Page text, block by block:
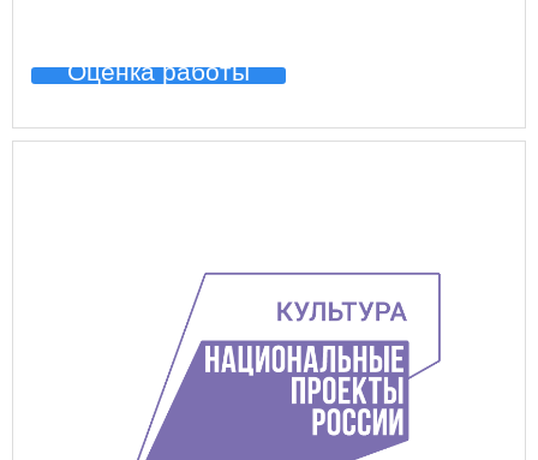
Оценка работы